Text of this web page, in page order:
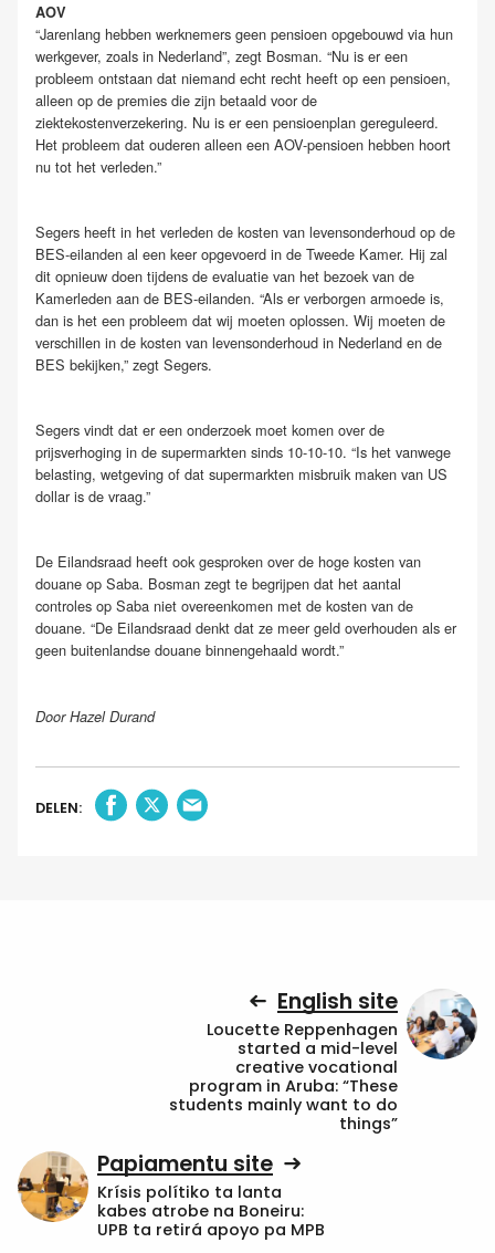
AOV
“Jarenlang hebben werknemers geen pensioen opgebouwd via hun
werkgever, zoals in Nederland”, zegt Bosman. “Nu is er een
probleem ontstaan dat niemand echt recht heeft op een pensioen,
alleen op de premies die zijn betaald voor de
ziektekostenverzekering. Nu is er een pensioenplan gereguleerd.
Het probleem dat ouderen alleen een AOV-pensioen hebben hoort
nu tot het verleden.”
Segers heeft in het verleden de kosten van levensonderhoud op de
BES-eilanden al een keer opgevoerd in de Tweede Kamer. Hij zal
dit opnieuw doen tijdens de evaluatie van het bezoek van de
Kamerleden aan de BES-eilanden. “Als er verborgen armoede is,
dan is het een probleem dat wij moeten oplossen. Wij moeten de
verschillen in de kosten van levensonderhoud in Nederland en de
BES bekijken,” zegt Segers.
Segers vindt dat er een onderzoek moet komen over de
prijsverhoging in de supermarkten sinds 10-10-10. “Is het vanwege
belasting, wetgeving of dat supermarkten misbruik maken van US
dollar is de vraag.”
De Eilandsraad heeft ook gesproken over de hoge kosten van
douane op Saba. Bosman zegt te begrijpen dat het aantal
controles op Saba niet overeenkomen met de kosten van de
douane. “De Eilandsraad denkt dat ze meer geld overhouden als er
geen buitenlandse douane binnengehaald wordt.”
Door Hazel Durand
DELEN:
English site
Loucette Reppenhagen
started a mid-level
creative vocational
program in Aruba: “These
students mainly want to do
things”
Papiamentu site
Krísis polítiko ta lanta
kabes atrobe na Boneiru:
UPB ta retirá apoyo pa MPB